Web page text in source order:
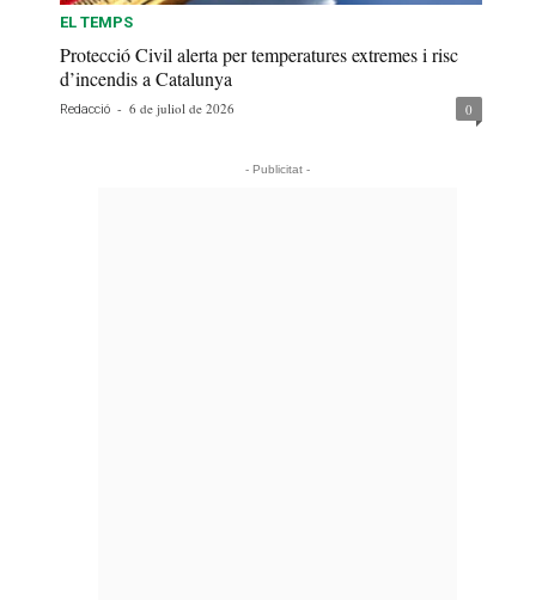
EL TEMPS
Protecció Civil alerta per temperatures extremes i risc
d’incendis a Catalunya
Redacció - 6 de juliol de 2026 0
- Publicitat -